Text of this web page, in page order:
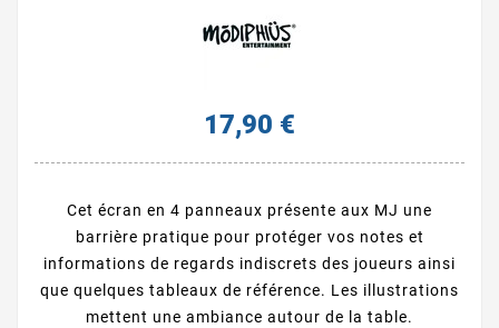
17,90 €
Cet écran en 4 panneaux présente aux MJ une
barrière pratique pour protéger vos notes et
informations de regards indiscrets des joueurs ainsi
que quelques tableaux de référence. Les illustrations
mettent une ambiance autour de la table.